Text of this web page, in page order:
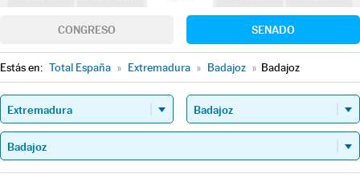
CONGRESO SENADO
Estás en: Total España » Extremadura » Badajoz » Badajoz